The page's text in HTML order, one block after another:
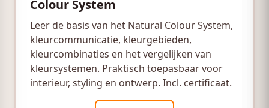
Colour System
Leer de basis van het Natural Colour System,
kleurcommunicatie, kleurgebieden,
kleurcombinaties en het vergelijken van
kleursystemen. Praktisch toepasbaar voor
interieur, styling en ontwerp. Incl. certificaat.